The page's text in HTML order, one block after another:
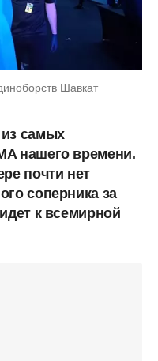
Шавкат
самых
нашего времени.
почти нет
соперника за
к всемирной